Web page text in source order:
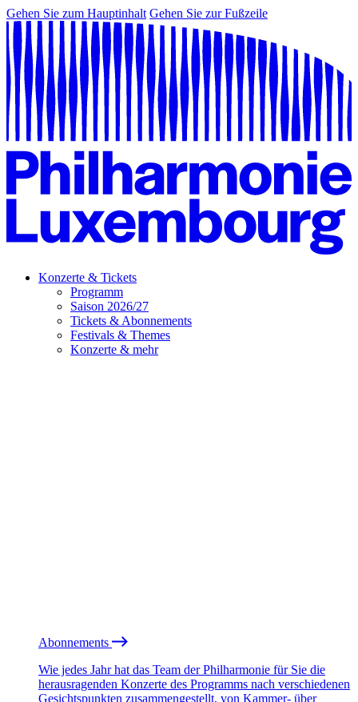
Gehen Sie zum Hauptinhalt Gehen Sie zur Fußzeile
Konzerte & Tickets
Programm
Saison 2026/27
Tickets & Abonnements
Festivals & Themes
Konzerte & mehr
Abonnements
Wie jedes Jahr hat das Team der Philharmonie für Sie die
herausragenden Konzerte des Programms nach verschiedenen
Gesichtspunkten zusammengestellt, von Kammer- über